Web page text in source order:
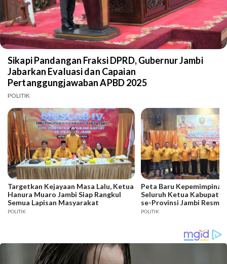
Sikapi Pandangan Fraksi DPRD, Gubernur Jambi
Jabarkan Evaluasi dan Capaian
Pertanggungjawaban APBD 2025
POLITIK
Targetkan Kejayaan Masa Lalu, Ketua
Hanura Muaro Jambi Siap Rangkul
Semua Lapisan Masyarakat
POLITIK
Peta Baru Kepemimpinan
Seluruh Ketua
se-Provinsi Jambi Resmi
POLITIK